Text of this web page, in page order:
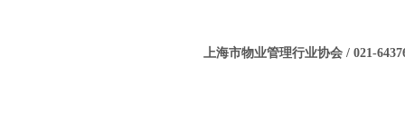
上海市物业管理行业协会 / 021-